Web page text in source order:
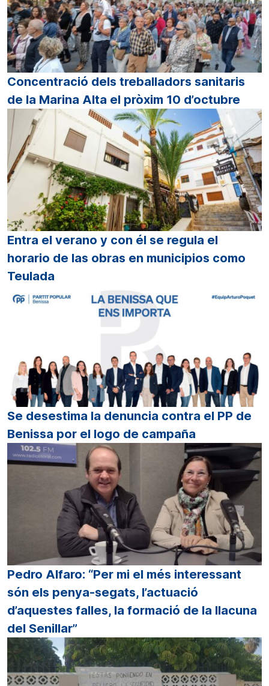
Concentració dels treballadors sanitaris
de la Marina Alta el pròxim 10 d’octubre
Entra el verano y con él se regula el
horario de las obras en municipios como
Teulada
Se desestima la denuncia contra el PP de
Benissa por el logo de campaña
Pedro Alfaro: “Per mi el més interessant
són els penya-segats, l’actuació
d’aquestes falles, la formació de la llacuna
del Senillar”